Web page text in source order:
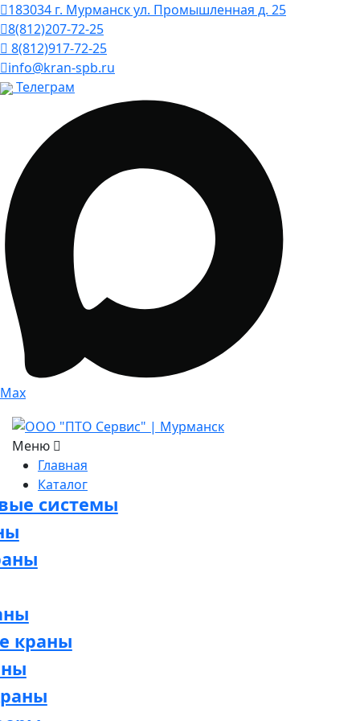
183034 г. Мурманск ул. Промышленная д. 25
8(812)207-72-25
8(812)917-72-25
info@kran-spb.ru
Телеграм
Max
Меню
Главная
Каталог
системы
краны